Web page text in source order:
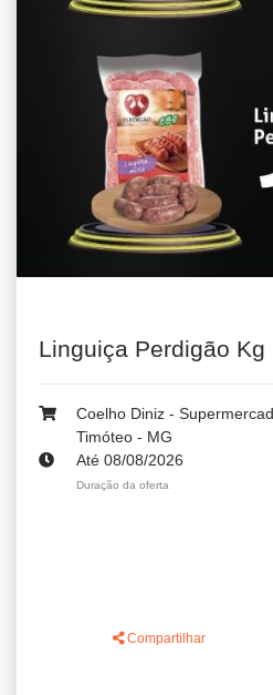
Linguiça Perdigão Kg
Coelho Diniz -
Timóteo - MG
Até 08/08/2026
Duração da oferta
Compartilhar